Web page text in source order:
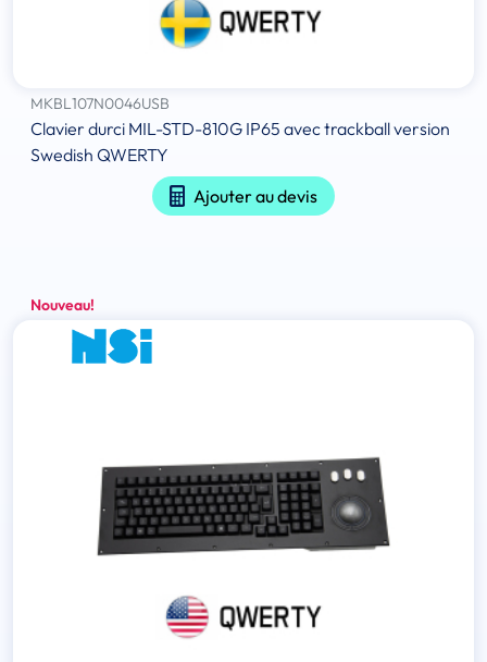
MKBL107N0046USB
Clavier durci MIL-STD-810G IP65 avec trackball version
Swedish QWERTY
Ajouter au devis
Nouveau!